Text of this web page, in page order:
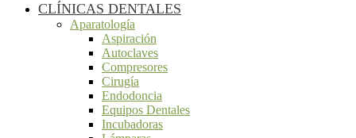
CLÍNICAS DENTALES
Aparatología
Aspiración
Autoclaves
Compresores
Cirugía
Endodoncia
Equipos Dentales
Incubadoras